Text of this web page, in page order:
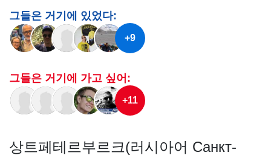
그들은 거기에 있었다:
+9
그들은 거기에 가고 싶어:
+11
상트페테르부르크(러시아어 Санкт-